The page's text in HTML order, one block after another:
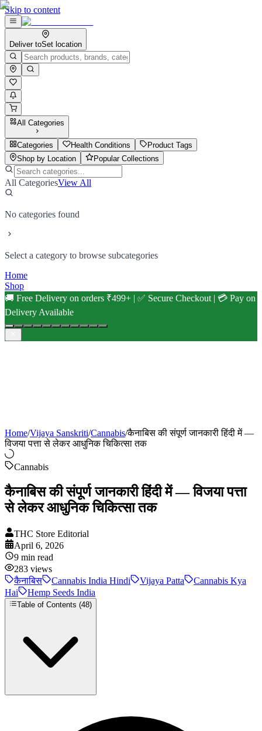
Skip to content
Deliver toSet location
All Categories
Categories Health Conditions
Product Tags
Shop by Location
Popular Collections
All CategoriesView All
No categories found
Select a category to browse subcategories
Home
Shop
🚚 Free Delivery on orders ₹499+ | ✅ Secure Checkout | 💳 Pay on
Delivery Available
Home/Vijaya Sanskriti/Cannabis/कैनाबिस की संपूर्ण जानकारी हिंदी में —
विजया पत्ता से लेकर आधुनिक चिकित्सा तक
Cannabis
कैनाबिस की संपूर्ण जानकारी हिंदी में — विजया पत्ता
से लेकर आधुनिक चिकित्सा तक
THC Store Editorial
April 6, 2026
9 min read
283 views
कैनाबिस
Cannabis India Hindi Vijaya Patta
Cannabis Kya
Hai
Hemp Seeds India
Table of Contents (48)